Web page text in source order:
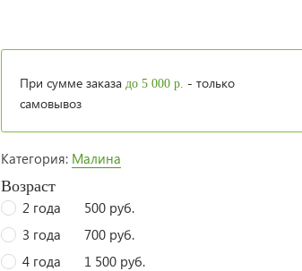
При сумме заказадо 5 000 р. - только
самовывоз
Категория: Малина
Возраст
2 года
500 руб.
3 года
700 руб.
4 года
1 500 руб.